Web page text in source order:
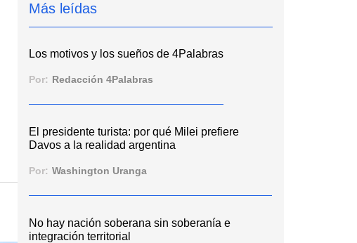
Más leídas
Los motivos y los sueños de 4Palabras
Por: Redacción 4Palabras
El presidente turista: por qué Milei prefiere
Davos a la realidad argentina
Por: Washington Uranga
No hay nación soberana sin soberanía e
integración territorial